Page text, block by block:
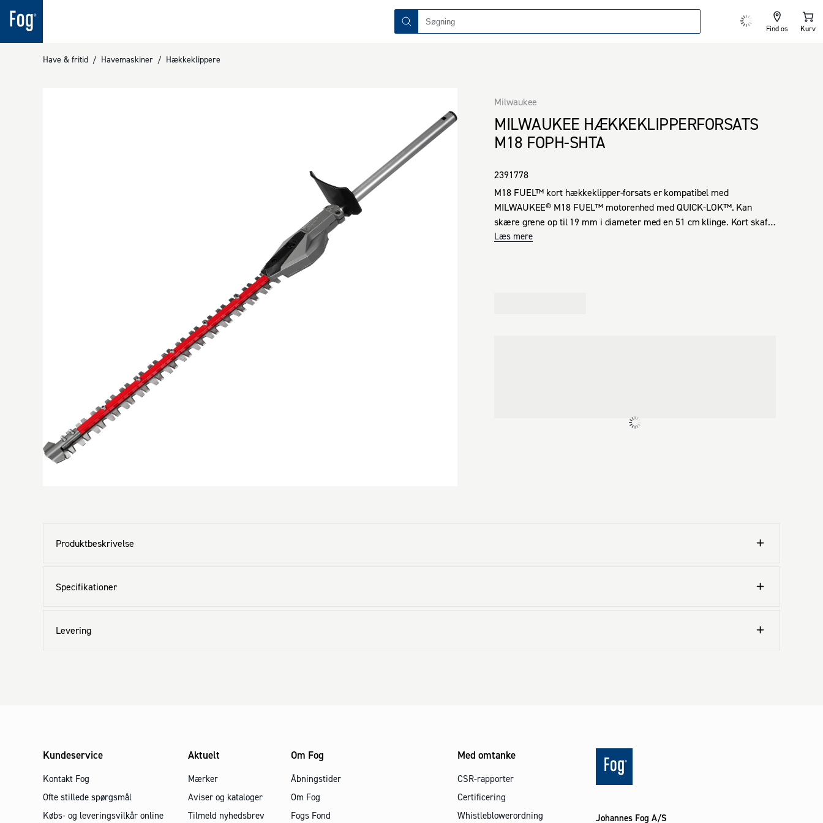
Find os Kurv
Have & fritid / Havemaskiner / Hækkeklippere
MILWAUKEE HÆKKEKLIPPERFORSATS
M18 FOPH-SHTA
Milwaukee
2391778
M18 FUEL™ kort hækkeklipper-forsats er kompatibel med
MILWAUKEE® M18 FUEL™ motorenhed med QUICK-LOK™. Kan
skære grene op til 19 mm i diameter med en 51 cm klinge. Kort skaft
og fast klingevinkel for brugervenlighed. Skærm på klingespids
Læs mere
Produktbeskrivelse
Specifikationer
Levering
Kundeservice
Kontakt Fog
Ofte stillede spørgsmål
Købs- og leveringsvilkår online
Aktuelt
Mærker
Aviser og kataloger
Tilmeld nyhedsbrev
Om Fog
Åbningstider
Om Fog
Fogs Fond
Med omtanke
CSR-rapporter
Certificering
Whistleblowerordning
Johannes Fog A/S